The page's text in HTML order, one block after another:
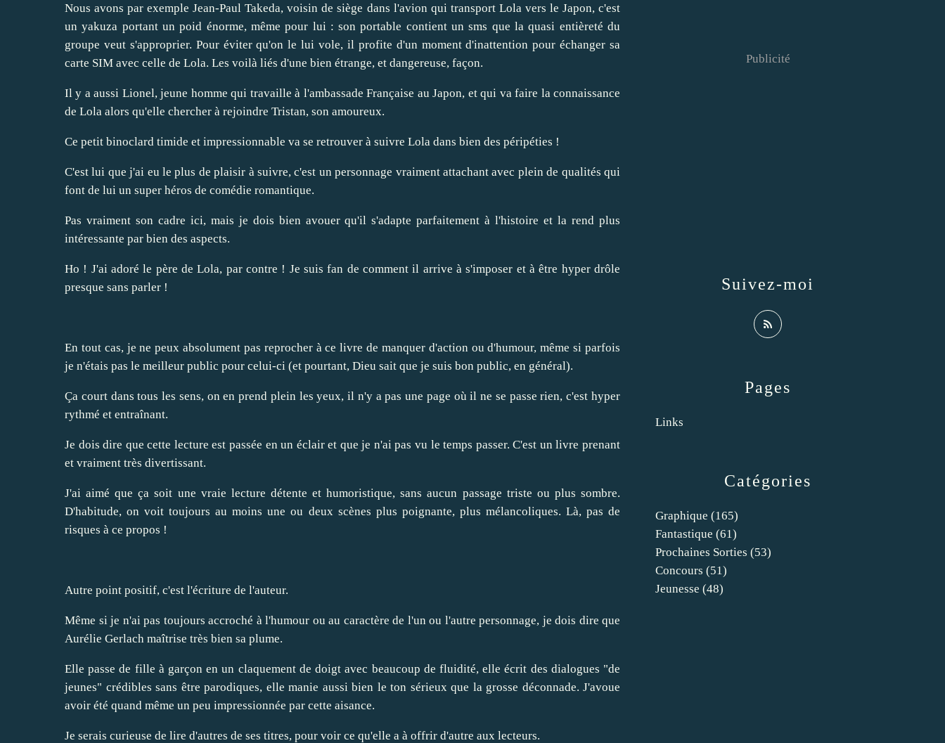
Nous avons par exemple Jean-Paul Takeda, voisin de siège dans l'avion qui transport Lola vers le Japon, c'est
un yakuza portant un poid énorme, même pour lui : son portable contient un sms que la quasi entièreté du
groupe veut s'approprier. Pour éviter qu'on le lui vole, il profite d'un moment d'inattention pour échanger sa
carte SIM avec celle de Lola. Les voilà liés d'une bien étrange, et dangereuse, façon.
Il y a aussi Lionel, jeune homme qui travaille à l'ambassade Française au Japon, et qui va faire la connaissance
de Lola alors qu'elle chercher à rejoindre Tristan, son amoureux.
Ce petit binoclard timide et impressionnable va se retrouver à suivre Lola dans bien des péripéties !
C'est lui que j'ai eu le plus de plaisir à suivre, c'est un personnage vraiment attachant avec plein de qualités qui
font de lui un super héros de comédie romantique.
Pas vraiment son cadre ici, mais je dois bien avouer qu'il s'adapte parfaitement à l'histoire et la rend plus
intéressante par bien des aspects.
Ho ! J'ai adoré le père de Lola, par contre ! Je suis fan de comment il arrive à s'imposer et à être hyper drôle
presque sans parler !
En tout cas, je ne peux absolument pas reprocher à ce livre de manquer d'action ou d'humour, même si parfois
je n'étais pas le meilleur public pour celui-ci (et pourtant, Dieu sait que je suis bon public, en général).
Ça court dans tous les sens, on en prend plein les yeux, il n'y a pas une page où il ne se passe rien, c'est hyper
rythmé et entraînant.
Je dois dire que cette lecture est passée en un éclair et que je n'ai pas vu le temps passer. C'est un livre prenant
et vraiment très divertissant.
J'ai aimé que ça soit une vraie lecture détente et humoristique, sans aucun passage triste ou plus sombre.
D'habitude, on voit toujours au moins une ou deux scènes plus poignante, plus mélancoliques. Là, pas de
risques à ce propos !
Autre point positif, c'est l'écriture de l'auteur.
Même si je n'ai pas toujours accroché à l'humour ou au caractère de l'un ou l'autre personnage, je dois dire que
Aurélie Gerlach maîtrise très bien sa plume.
Elle passe de fille à garçon en un claquement de doigt avec beaucoup de fluidité, elle écrit des dialogues "de
jeunes" crédibles sans être parodiques, elle manie aussi bien le ton sérieux que la grosse déconnade. J'avoue
avoir été quand même un peu impressionnée par cette aisance.
Je serais curieuse de lire d'autres de ses titres, pour voir ce qu'elle a à offrir d'autre aux lecteurs.
Catégories
Graphique (165)
Fantastique (61)
Prochaines Sorties (53)
Concours (51)
Jeunesse (48)
Pages
Links
Suivez-moi
Publicité